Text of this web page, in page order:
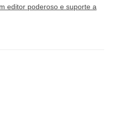
editor poderoso e suporte a